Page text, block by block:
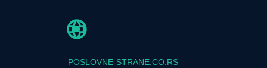
POSLOVNE-STRANE.CO.RS